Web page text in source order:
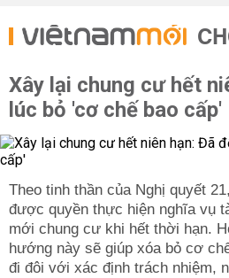
Xây lại chung cư hết
lúc bỏ 'cơ chế bao cấp'
Theo tinh thần của Nghị quyết
được quyền thực hiện nghĩa vụ
mới chung cư khi hết thời hạn.
hướng này sẽ giúp xóa bỏ cơ
đi đôi với xác định trách nhiệm,